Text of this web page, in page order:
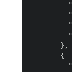
        },
        {